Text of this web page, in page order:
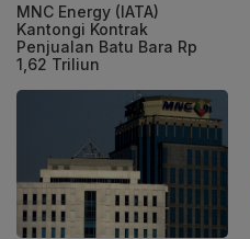
MNC Energy (IATA)
Kantongi Kontrak
Penjualan Batu Bara Rp
1,62 Triliun